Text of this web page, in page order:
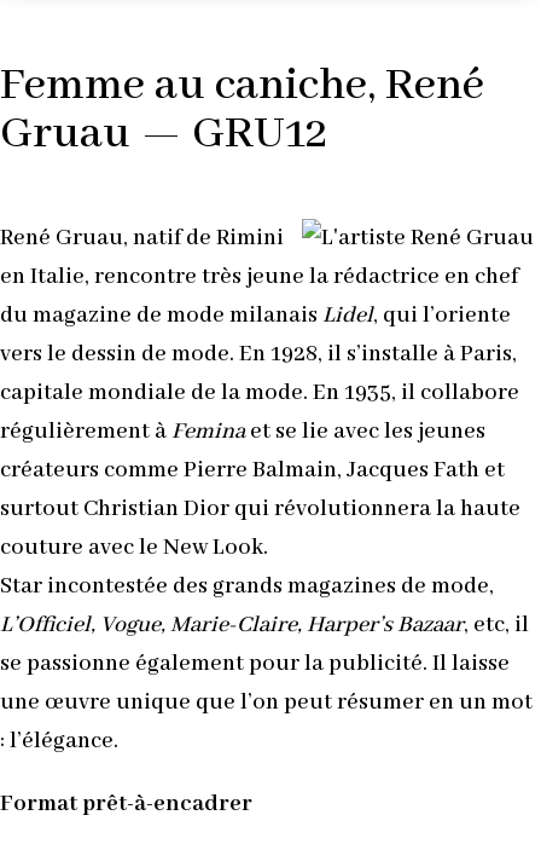
Femme au caniche, René
Gruau — GRU12
René Gruau, natif de Rimini
en Italie, rencontre très jeune la rédactrice en chef
du magazine de mode milanais Lidel, qui l’oriente
vers le dessin de mode. En 1928, il s’installe à Paris,
capitale mondiale de la mode. En 1935, il collabore
régulièrement àFeminaet se lie avec les jeunes
créateurs comme Pierre Balmain, Jacques Fath et
surtout Christian Dior qui révolutionnera la haute
couture avec le New Look.
Star incontestée des grands magazines de mode,
L’Officiel, Vogue, Marie-Claire, Harper’s Bazaar, etc, il
se passionne également pour la publicité. Il laisse
une œuvre unique que l’on peut résumer en un mot
: l’élégance.
Format prêt-à-encadrer